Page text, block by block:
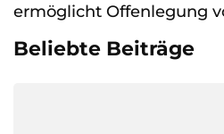
ermöglicht Offenlegung
Beliebte Beiträge